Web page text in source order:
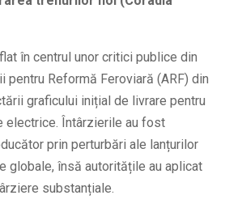
în centrul unor critici publice din
pentru Reformă Feroviară (ARF) din
graficului inițial de livrare pentru
electrice. Întârzierile au fost
prin perturbări ale lanțurilor
globale, însă autoritățile au aplicat
substanțiale.